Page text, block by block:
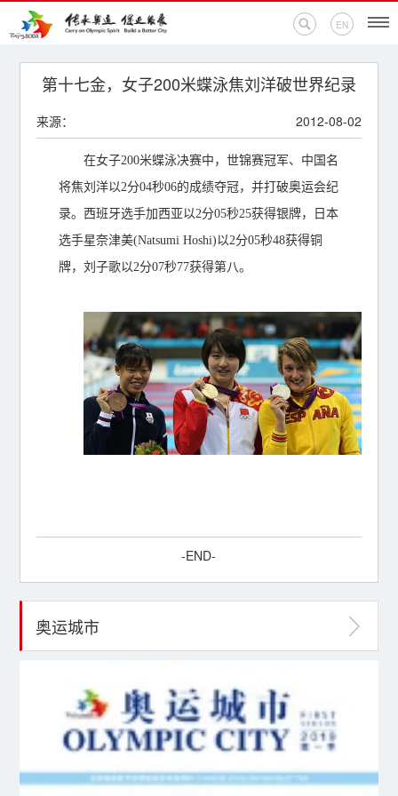
EN
首页
新闻中心
活动专题
奥运百科
奥促机构
联系我们
第十七金，女子200米蝶泳焦刘洋破世界纪录
来源： 2012-08-02
在女子200米蝶泳决赛中，世锦赛冠军、中国名
将焦刘洋以2分04秒06的成绩夺冠，并打破奥运会纪
录。西班牙选手加西亚以2分05秒25获得银牌，日本
选手星奈津美(Natsumi Hoshi)以2分05秒48获得铜
牌，刘子歌以2分07秒77获得第八。
-END-
奥运城市